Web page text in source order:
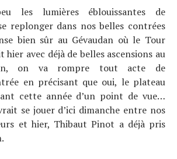
les lumières éblouissantes de
replonger dans nos belles contrées
bien sûr au Gévaudan où le Tour
hier avec déjà de belles ascensions au
on va rompre tout acte de
en précisant que oui, le plateau
cette année d’un point de vue…
se jouer d’ici dimanche entre nos
et hier, Thibaut Pinot a déjà pris